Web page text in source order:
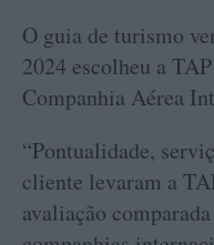
O guia de turismo
2024 escolheu a
Companhia Aérea
“Pontualidade,
cliente levaram a
avaliação